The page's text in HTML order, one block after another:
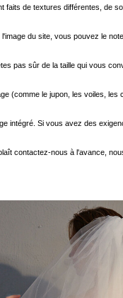
de textures différentes, de
du site, vous pouvez le
pas sûr de la taille qui vous
(comme le jupon, les voiles,
intégré. Si vous avez des
contactez-nous à l'avance,